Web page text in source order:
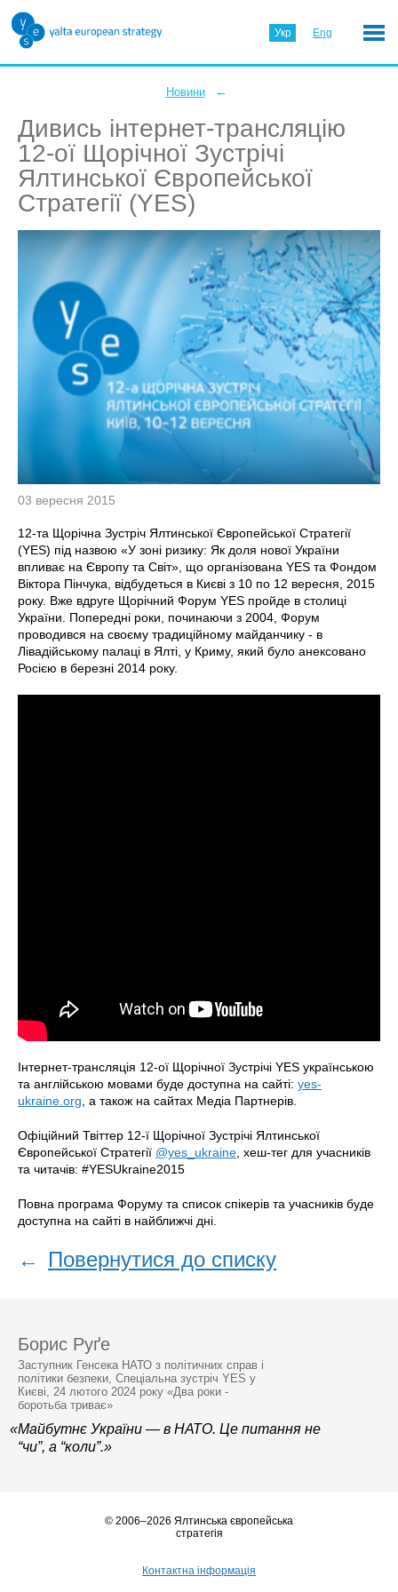
Укр Eng
Новини ←
Дивись інтернет-трансляцію
12-ої Щорічної Зустрічі
Ялтинської Європейської
Стратегії (YES)
03 вересня 2015
12-та Щорічна Зустріч Ялтинської Європейської Стратегії
(YES) під назвою «У зоні ризику: Як доля нової України
впливає на Європу та Світ», що організована YES та Фондом
Віктора Пінчука, відбудеться в Києві з 10 по 12 вересня, 2015
року. Вже вдруге Щорічний Форум YES пройде в столиці
України. Попередні роки, починаючи з 2004, Форум
проводився на своєму традиційному майданчику - в
Лівадійському палаці в Ялті, у Криму, який було анексовано
Росією в березні 2014 року.
Інтернет-трансляція 12-ої Щорічної Зустрічі YES українською
та англійською мовами буде доступна на сайті: yes-
ukraine.org , а також на сайтах Медіа Партнерів.
Офіційний Твіттер 12-ї Щорічної Зустрічі Ялтинської
Європейської Стратегії @yes_ukraine , хеш-тег для учасників
та читачів: #YESUkraine2015
Повна програма Форуму та список спікерів та учасників буде
доступна на сайті в найближчі дні.
← Повернутися до списку
Борис Руґе
Заступник Генсека НАТО з політичних справ і
політики безпеки, Спеціальна зустріч YES у
Києві, 24 лютого 2024 року «Два роки -
боротьба триває»
«Майбутнє України — в НАТО. Це питання не
“чи”, а “коли”.»
© 2006–2026 Ялтинська європейська
стратегія
Контактна інформація